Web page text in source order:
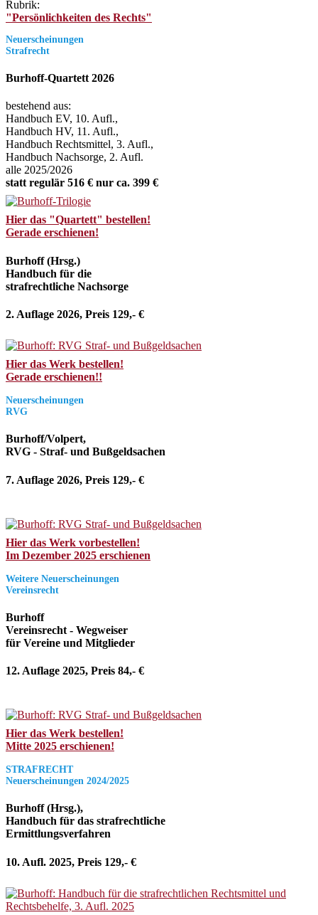
Rubrik:
"Persönlichkeiten des Rechts"
Neuerscheinungen
Strafrecht
Burhoff-Quartett 2026
bestehend aus:
Handbuch EV, 10. Aufl.,
Handbuch HV, 11. Aufl.,
Handbuch Rechtsmittel, 3. Aufl.,
Handbuch Nachsorge, 2. Aufl.
alle 2025/2026
statt regulär 516 € nur ca. 399 €
Hier das "Quartett" bestellen!
Gerade erschienen!
Burhoff (Hrsg.)
Handbuch für die
strafrechtliche Nachsorge
2. Auflage 2026, Preis 129,- €
Hier das Werk bestellen!
Gerade erschienen!!
Neuerscheinungen
RVG
Burhoff/Volpert,
RVG - Straf- und Bußgeldsachen
7. Auflage 2026, Preis 129,- €
Hier das Werk vorbestellen!
Im Dezember 2025 erschienen
Weitere Neuerscheinungen
Vereinsrecht
Burhoff
Vereinsrecht - Wegweiser
für Vereine und Mitglieder
12. Auflage 2025, Preis 84,- €
Hier das Werk bestellen!
Mitte 2025 erschienen!
STRAFRECHT
Neuerscheinungen 2024/2025
Burhoff (Hrsg.),
Handbuch für das strafrechtliche
Ermittlungsverfahren
10. Aufl. 2025, Preis 129,- €